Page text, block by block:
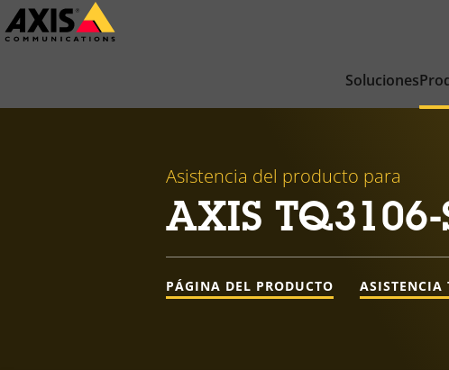
Saltar
al
Soluciones
Asistencia del producto para
AXIS
PÁGINA DEL PRODUCTO ASISTENCIA